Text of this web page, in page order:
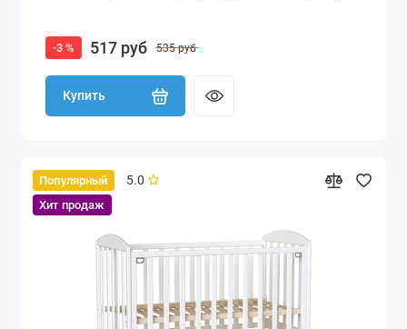
-3 % 517 руб 535 руб
Купить
Популярный
Хит продаж
5.0